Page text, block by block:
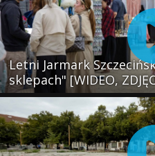
Letni Jarmark
sklepach" [WIDEO,